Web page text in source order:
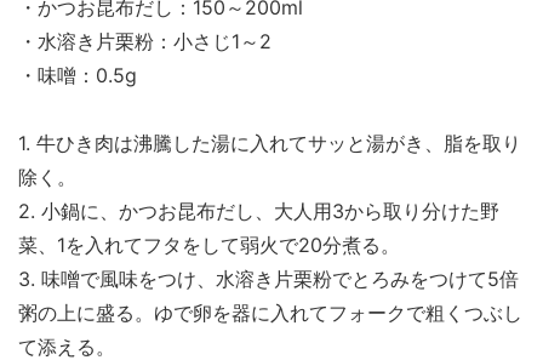
・かつお昆布だし：150～200ml
・水溶き片栗粉：小さじ1～2
・味噌：0.5g
1. 牛ひき肉は沸騰した湯に入れてサッと湯がき、脂を取り
除く。
2. 小鍋に、かつお昆布だし、大人用3から取り分けた野
菜、1を入れてフタをして弱火で20分煮る。
3. 味噌で風味をつけ、水溶き片栗粉でとろみをつけて5倍
粥の上に盛る。ゆで卵を器に入れてフォークで粗くつぶし
て添える。